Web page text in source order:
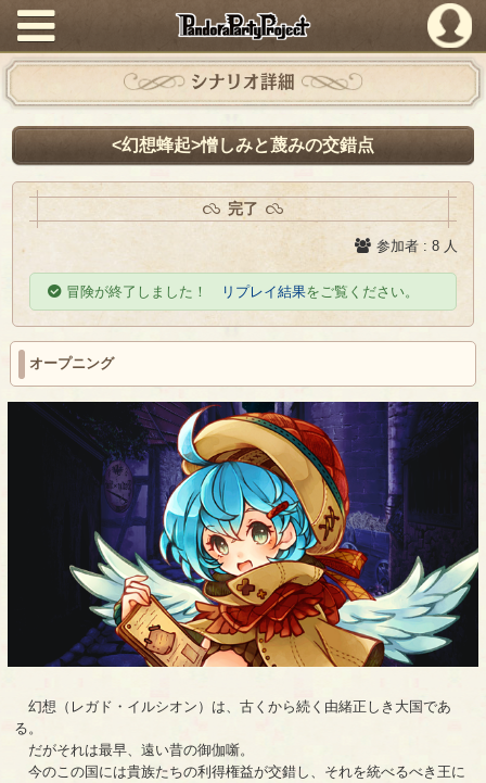
PandoraPartyProject
シナリオ詳細
<幻想蜂起>憎しみと蔑みの交錯点
完了
参加者 : 8 人
冒険が終了しました！ リプレイ結果をご覧ください。
オープニング
幻想（レガド・イルシオン）は、古くから続く由緒正しき大国であ
る。
だがそれは最早、遠い昔の御伽噺。
今のこの国には貴族たちの利得権益が交錯し、それを統べるべき王に